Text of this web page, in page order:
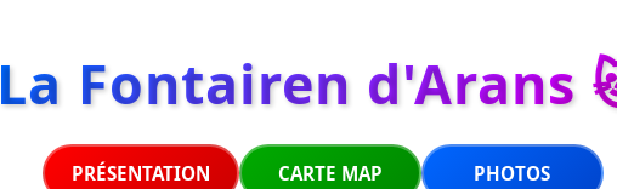
La Fontairen d'Arans
PRÉSENTATION CARTE MAP PHOTOS